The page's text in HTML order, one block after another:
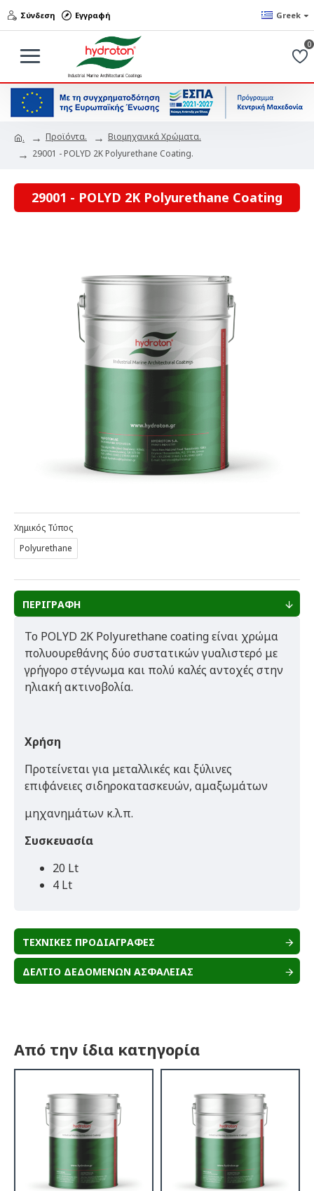
Σύνδεση Εγγραφή Greek
0
. Προϊόντα.
Βιομηχανικά Χρώματα.
29001 - POLYD 2K Polyurethane Coating.
29001 - POLYD 2K Polyurethane Coating
Χημικός Τύπος
Polyurethane
ΠΕΡΙΓΡΑΦΗ
Το POLYD 2K Polyurethane coating είναι χρώμα
πολυουρεθάνης δύο συστατικών γυαλιστερό με
γρήγορο στέγνωμα και πολύ καλές αντοχές στην
ηλιακή ακτινοβολία.
Χρήση
Προτείνεται για μεταλλικές και ξύλινες
επιφάνειες σιδηροκατασκευών, αμαξωμάτων
μηχανημάτων κ.λ.π.
Συσκευασία
20 Lt
4 Lt
ΤΕΧΝΙΚΕΣ ΠΡΟΔΙΑΓΡΑΦΕΣ
ΔΕΛΤΙΟ ΔΕΔΟΜΕΝΩΝ ΑΣΦΑΛΕΙΑΣ
Από την ίδια κατηγορία